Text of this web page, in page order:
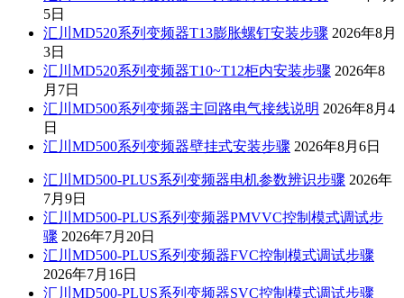
5日
汇川MD520系列变频器T13膨胀螺钉安装步骤 2026年8月
3日
汇川MD520系列变频器T10~T12柜内安装步骤 2026年8
月7日
汇川MD500系列变频器主回路电气接线说明 2026年8月4
日
汇川MD500系列变频器壁挂式安装步骤 2026年8月6日
汇川MD500-PLUS系列变频器电机参数辨识步骤 2026年
7月9日
汇川MD500-PLUS系列变频器PMVVC控制模式调试步
骤 2026年7月20日
汇川MD500-PLUS系列变频器FVC控制模式调试步骤
2026年7月16日
汇川MD500-PLUS系列变频器SVC控制模式调试步骤